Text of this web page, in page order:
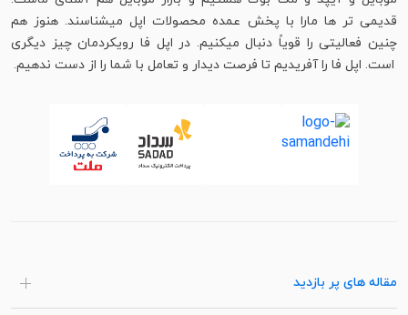
قدیمی تر ها مارا با پخش عمده محصولات اپل میشناسند. هنوز هم
چنین فعالیتی را قویاً دنبال میکنیم. در اپل فا رویکردمان چیز دیگری
است. اپل فا را آفریدیم تا فرصت دیدار و تعامل با شما را از دست ندهیم.
مقاله های پر بازدید